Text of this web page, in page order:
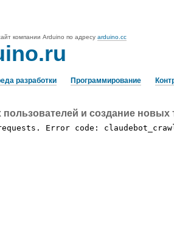
компании Arduino по адресу arduino.cc
разработки Программирование
пользователей и создание